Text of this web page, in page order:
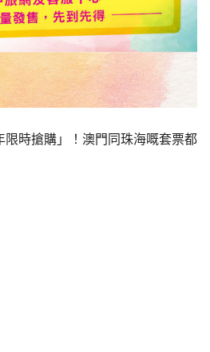
時搶購」！澳門同珠海嘅套票都